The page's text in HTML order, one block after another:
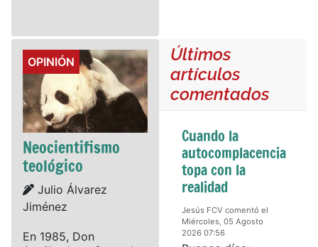
Details
OPINIÓN
Neocientifismo
teológico
Details
Julio Álvarez
Jiménez
En 1985, Don
Últimos
artículos
comentados
Cuando la
autocomplacencia
topa con la
realidad
Jesús FCV comentó el
Miércoles, 05 Agosto
2026 07:56